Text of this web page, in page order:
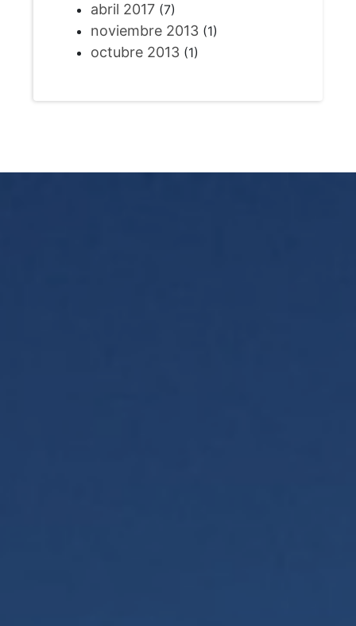
abril 2017(7)
noviembre 2013(1)
octubre 2013(1)